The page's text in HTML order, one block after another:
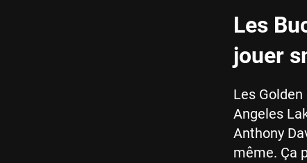
Les
jouer
Les
Angeles
Anthony
même. Ça